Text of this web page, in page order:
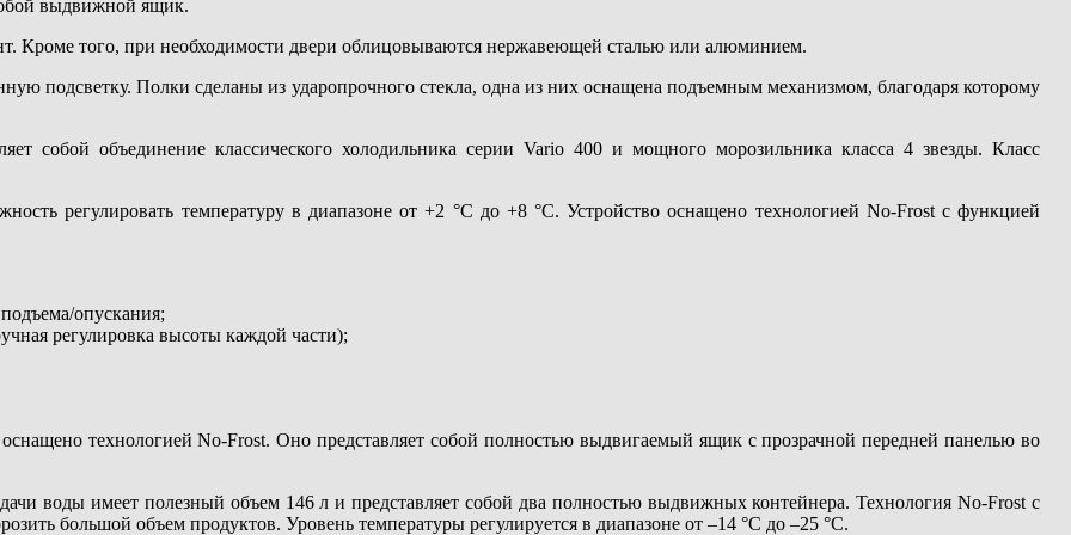
выдвижной ящик.
Кроме того, при необходимости двери облицовываются нержавеющей сталью или алюминием.
подсветку. Полки сделаны из ударопрочного стекла, одна из них оснащена подъемным механизмом, благодаря которому
собой объединение классического холодильника серии Vario 400 и мощного морозильника класса 4 звезды. Класс
регулировать температуру в диапазоне от +2 °C до +8 °C. Устройство оснащено технологией No-Frost с функцией
опускания;
регулировка высоты каждой части);
технологией No-Frost. Оно представляет собой полностью выдвигаемый ящик с прозрачной передней панелью во
воды имеет полезный объем 146 л и представляет собой два полностью выдвижных контейнера. Технология No-Frost с
большой объем продуктов. Уровень температуры регулируется в диапазоне от –14 °C до –25 °C.